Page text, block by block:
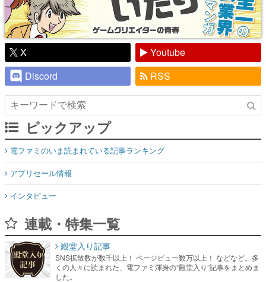
X
Youtube
Discord
RSS
ピックアップ
電ファミのいま読まれている記事ランキング
アプリセール情報
インタビュー
連載・特集一覧
殿堂入り記事
SNS拡散数が数千以上！ ページビュー数万以上！ などなど。多
くの人々に読まれた、電ファミ渾身の“殿堂入り”記事をまとめま
した。